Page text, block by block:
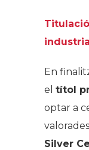
En
el títol
optar a
Silver